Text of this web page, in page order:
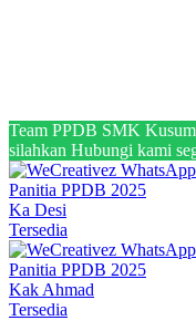
Team PPDB SMK
silahkan Hubungi kami
Panitia PPDB 2025
Ka Desi
Tersedia
Panitia PPDB 2025
Kak Ahmad
Tersedia